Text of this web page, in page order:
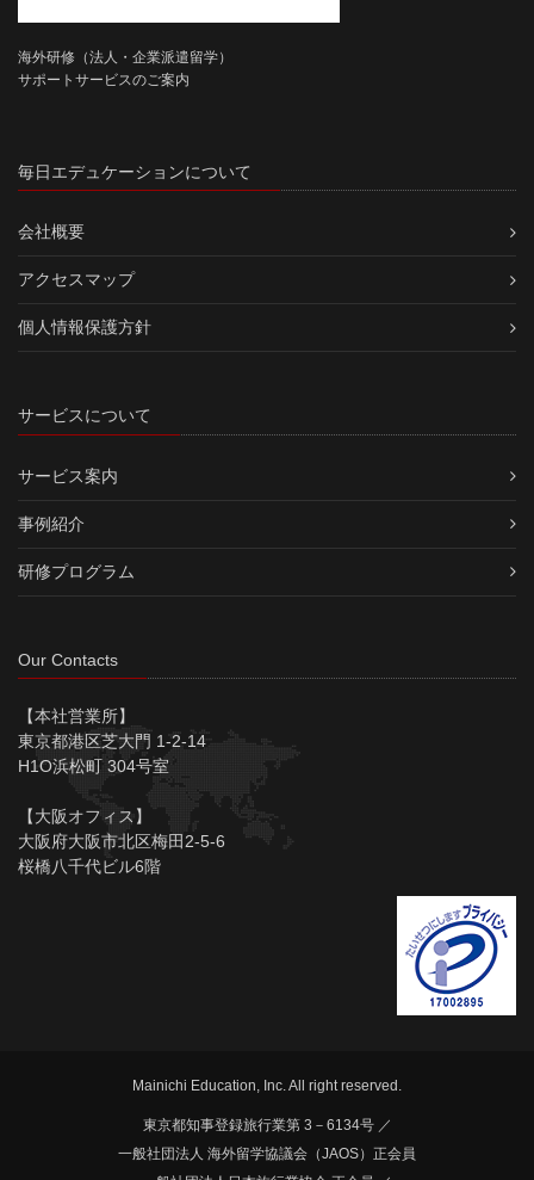
海外研修（法人・企業派遣留学）
サポートサービスのご案内
毎日エデュケーションについて
会社概要
アクセスマップ
個人情報保護方針
サービスについて
サービス案内
事例紹介
研修プログラム
Our Contacts
【本社営業所】
東京都港区芝大門 1-2-14
H1O浜松町 304号室
【大阪オフィス】
大阪府大阪市北区梅田2-5-6
桜橋八千代ビル6階
Mainichi Education, Inc. All right reserved.
東京都知事登録旅行業第 3－6134号 ／
一般社団法人 海外留学協議会（JAOS）正会員